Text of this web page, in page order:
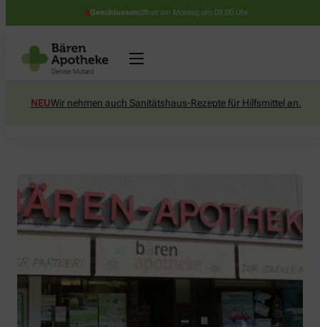
Geschlossenöffnet am Montag um 08:00 Uhr
NEUWir nehmen auch Sanitätshaus-Rezepte für Hilfsmittel an.